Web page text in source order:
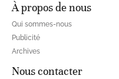
À propos de nous
Qui sommes-nous
Publicité
Archives
Nous contacter